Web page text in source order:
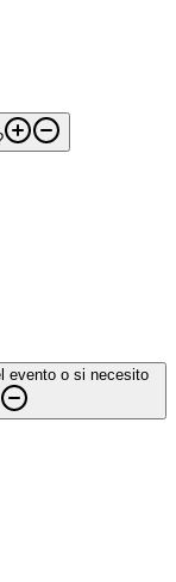
evento o si necesito